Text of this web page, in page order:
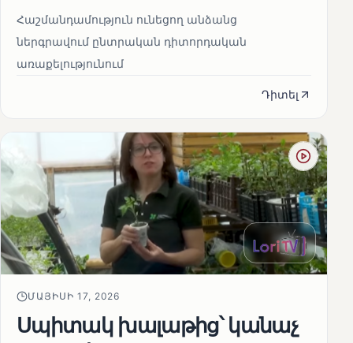
Հաշմանդամություն ունեցող անձանց
ներգրավում ընտրական դիտորդական
առաքելությունում
Դիտել
ՄԱՅԻՍԻ 17, 2026
Սպիտակ խալաթից՝ կանաչ